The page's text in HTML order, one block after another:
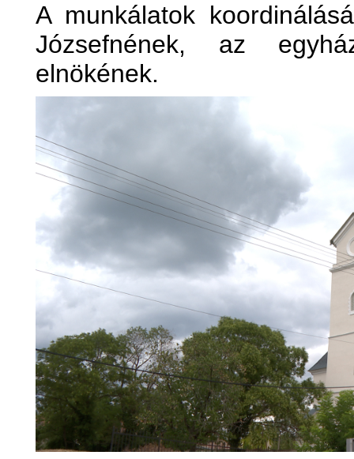
A munkálatok
Józsefnének, az
elnökének.